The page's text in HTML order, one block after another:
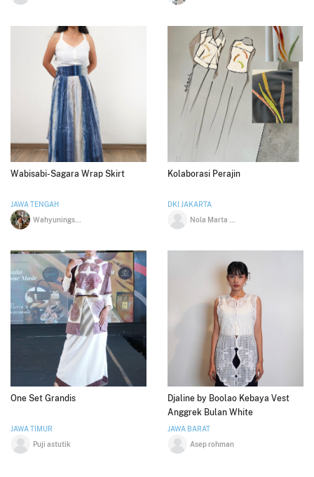
Wabisabi-Sagara Wrap Skirt
JAWA TENGAH
Kolaborasi Perajin
DKI JAKARTA
One Set Grandis
JAWA TIMUR
Puji astutik
Djaline by Boolao Kebaya Vest
Anggrek Bulan White
JAWA BARAT
Asep rohman